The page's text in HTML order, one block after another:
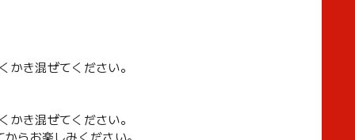
き混ぜてください。
き混ぜてください。